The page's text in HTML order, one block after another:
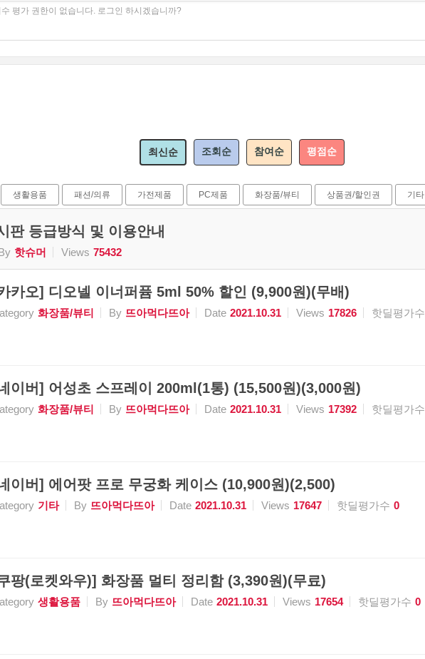
평가 권한이 없습니다. 로그인 하시겠습니까?
최신순 조회순 참여순 평점순
생활용품 패션/의류 가전제품 PC제품 화장품/뷰티 상품권/할인권 기타
판 등급방식 및 이용안내
핫슈머 Views 75432
카오] 디오넬 이너퍼퓸 5ml 50% 할인 (9,900원)(무배)
화장품/뷰티 By 뜨아먹다뜨아 Date 2021.10.31 Views 17826 핫딜평가수
이버] 어성초 스프레이 200ml(1통) (15,500원)(3,000원)
화장품/뷰티 By 뜨아먹다뜨아 Date 2021.10.31 Views 17392 핫딜평가수
이버] 에어팟 프로 무궁화 케이스 (10,900원)(2,500)
기타 By 뜨아먹다뜨아 Date 2021.10.31 Views 17647 핫딜평가수 0
팡(로켓와우)] 화장품 멀티 정리함 (3,390원)(무료)
생활용품 By 뜨아먹다뜨아 Date 2021.10.31 Views 17654 핫딜평가수 0